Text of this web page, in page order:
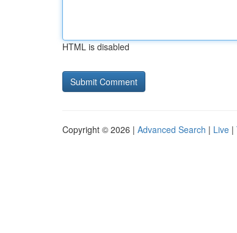
HTML is disabled
Copyright © 2026 | Advanced Search | Live |